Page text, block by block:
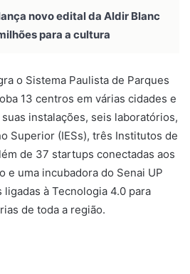
novo edital da Aldir Blanc
para a cultura
o Sistema Paulista de Parques
13 centros em várias cidades e
instalações, seis laboratórios,
Superior (IESs), três Institutos de
de 37 startups conectadas aos
e uma incubadora do Senai UP
à Tecnologia 4.0 para
de toda a região.